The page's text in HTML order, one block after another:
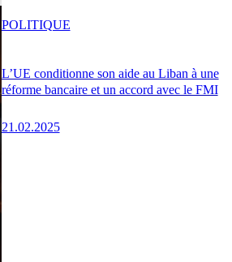
L’UE conditionne son aide au Liban à une
réforme bancaire et un accord avec le FMI
21.02.2025
POLITIQUE